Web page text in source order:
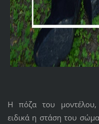
Η πόζα του μοντέλου,
ειδικά η στάση του